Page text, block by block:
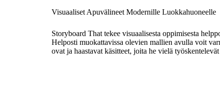
Visuaaliset Apuvälineet Modernille Luokkahuoneelle
Storyboard That tekee visuaalisesta oppimisesta
Helposti muokattavissa olevien mallien avulla voit
ovat ja haastavat käsitteet, joita he vielä